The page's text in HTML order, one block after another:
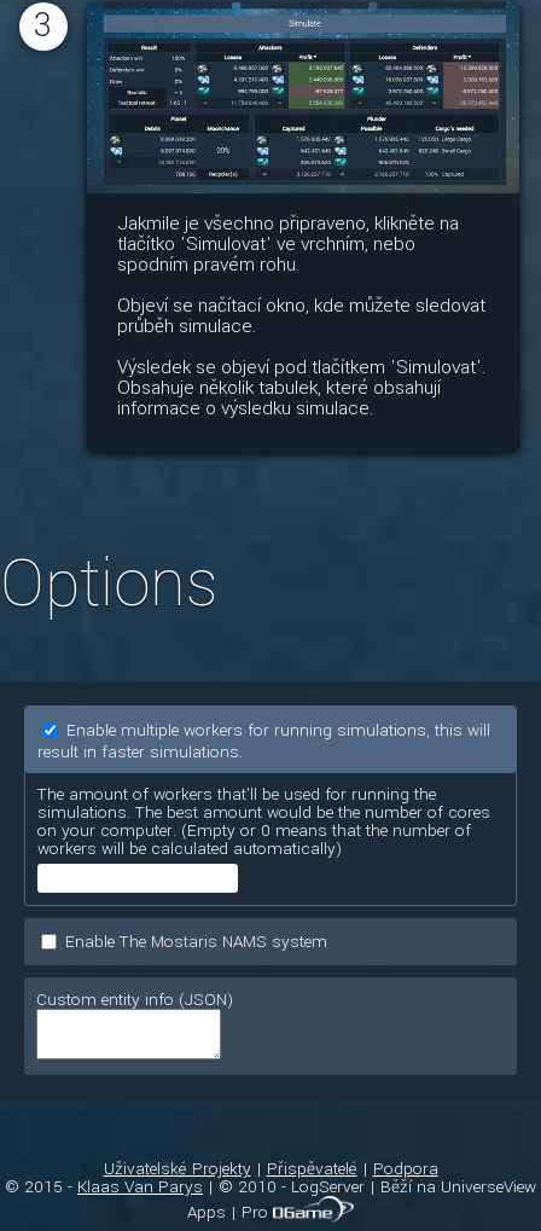
3
Jakmile je všechno připraveno, klikněte na
tlačítko 'Simulovat' ve vrchním, nebo
spodním pravém rohu.
Objeví se načítací okno, kde můžete sledovat
průběh simulace.
Výsledek se objeví pod tlačítkem 'Simulovat'.
Obsahuje několik tabulek, které obsahují
informace o výsledku simulace.
Options
Enable multiple workers for running simulations, this will
result in faster simulations.
The amount of workers that'll be used for running the
simulations. The best amount would be the number of cores
on your computer. (Empty or 0 means that the number of
workers will be calculated automatically)
Enable The Mostaris NAMS system
Custom entity info (JSON)
Uživatelské Projekty Přispěvatelé Podpora
© 2015 - Klaas Van Parys | © 2010 - LogServer | Běží na UniverseView
Apps | Pro